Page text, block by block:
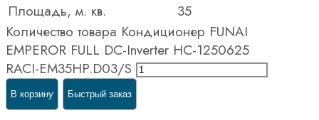
Площадь, м. кв.
35
Количество товара Кондиционер FUNAI
EMPEROR FULL DC-Inverter НС-1250625
RACI-EM35HP.D03/S
В корзину Быстрый заказ